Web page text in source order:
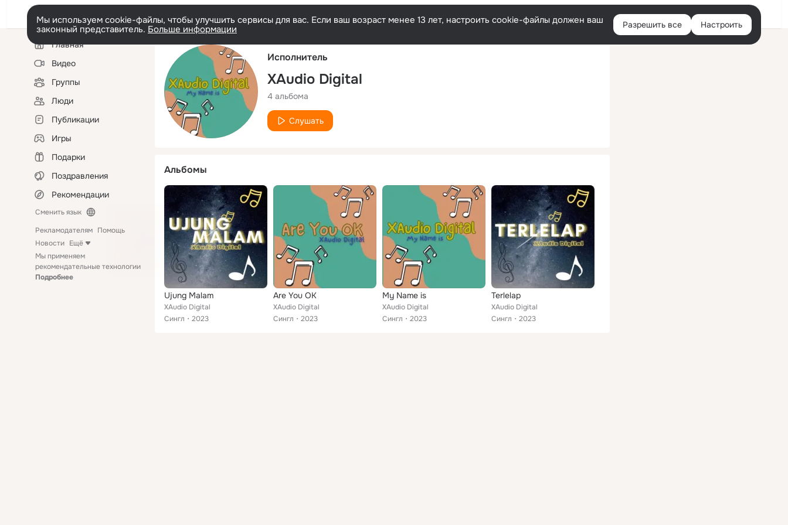
Русский Войти
Мы используем cookie-файлы, чтобы улучшить сервисы для вас. Если ваш возраст менее 13 лет, настроить cookie-файлы должен ваш
законный представитель. Больше информации Разрешить все Настроить
Левая
колонкаГлавная
Видео
Группы
Люди
Публикации
Игры
Подарки
Поздравления
Рекомендации
Сменить язык
Рекламодателям Помощь
Новости Ещё
Мы применяем
рекомендательные технологии
Подробнее
Исполнитель
XAudio Digital
4 альбома
Слушать
Альбомы
Ujung Malam
XAudio Digital
Сингл
2023
Are You OK
XAudio Digital
Сингл
2023
My Name is
XAudio Digital
Сингл
2023
Terlelap
XAudio Digital
Сингл
2023